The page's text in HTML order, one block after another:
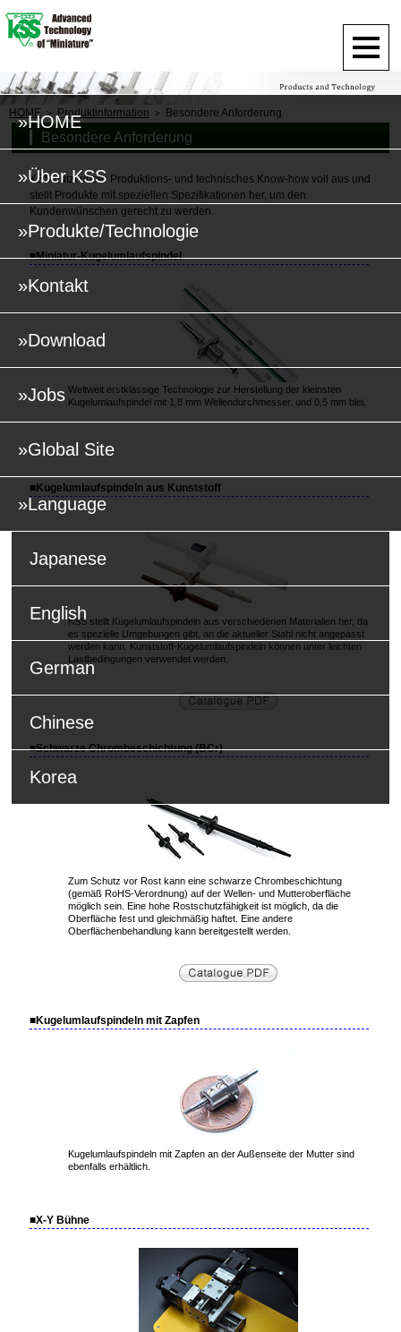
»HOME
»Über KSS
»Produkte/Technologie
»Kontakt
»Download
»Jobs
»Global Site
»Language
Japanese
English
German
Chinese
Korea
HOME Produktinformation Besondere Anforderung
Besondere Anforderung
KSS nutzt unser Produktions- und technisches Know-how voll aus und
stellt Produkte mit speziellen Spezifikationen her, um den
Kundenwünschen gerecht zu werden.
■Miniatur-Kugelumlaufspindel
Weltweit erstklassige Technologie zur Herstellung der kleinsten
Kugelumlaufspindel mit 1,8 mm Wellendurchmesser. und 0,5 mm blei.
■Kugelumlaufspindeln aus Kunststoff
KSS stellt Kugelumlaufspindeln aus verschiedenen Materialien her, da
es spezielle Umgebungen gibt, an die aktueller Stahl nicht angepasst
werden kann. Kunststoff-Kugelumlaufspindeln können unter leichten
Lastbedingungen verwendet werden.
■Schwarze Chrombeschichtung (BCr)
Zum Schutz vor Rost kann eine schwarze Chrombeschichtung
(gemäß RoHS-Verordnung) auf der Wellen- und Mutteroberfläche
möglich sein. Eine hohe Rostschutzfähigkeit ist möglich, da die
Oberfläche fest und gleichmäßig haftet. Eine andere
Oberflächenbehandlung kann bereitgestellt werden.
■Kugelumlaufspindeln mit Zapfen
Kugelumlaufspindeln mit Zapfen an der Außenseite der Mutter sind
ebenfalls erhältlich.
■X-Y Bühne